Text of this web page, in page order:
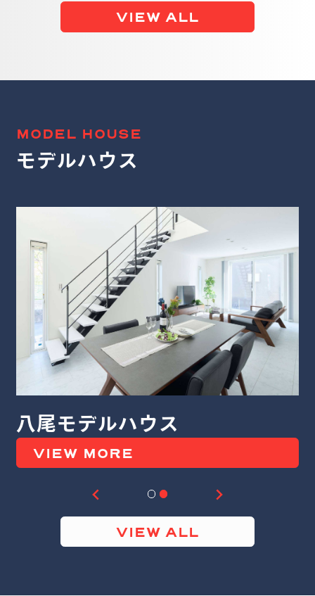
VIEW ALL
MODEL HOUSE
モデルハウス
堺モデルハウス
VIEW MORE
VIEW ALL